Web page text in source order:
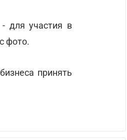
- для участия в
фото.
принять